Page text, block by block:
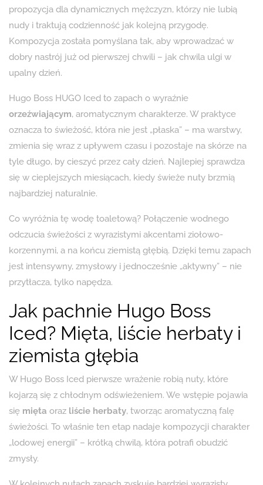
propozycja dla dynamicznych mężczyzn, którzy nie lubią
nudy i traktują codzienność jak kolejną przygodę.
Kompozycja została pomyślana tak, aby wprowadzać w
dobry nastrój już od pierwszej chwili – jak chwila ulgi w
upalny dzień.
Hugo Boss HUGO Iced to zapach o wyraźnie
orzeźwiającym, aromatycznym charakterze. W praktyce
oznacza to świeżość, która nie jest „płaska” – ma warstwy,
zmienia się wraz z upływem czasu i pozostaje na skórze na
tyle długo, by cieszyć przez cały dzień. Najlepiej sprawdza
się w cieplejszych miesiącach, kiedy świeże nuty brzmią
najbardziej naturalnie.
Co wyróżnia tę wodę toaletową? Połączenie wodnego
odczucia świeżości z wyrazistymi akcentami ziołowo-
korzennymi, a na końcu ziemistą głębią. Dzięki temu zapach
jest intensywny, zmysłowy i jednocześnie „aktywny” – nie
przytłacza, tylko napędza.
Jak pachnie Hugo Boss
Iced? Mięta, liście herbaty i
ziemista głębia
W Hugo Boss Iced pierwsze wrażenie robią nuty, które
kojarzą się z chłodnym odświeżeniem. We wstępie pojawia
się mięta oraz liście herbaty, tworząc aromatyczną falę
świeżości. To właśnie ten etap nadaje kompozycji charakter
„lodowej energii” – krótką chwilą, która potrafi obudzić
zmysły.